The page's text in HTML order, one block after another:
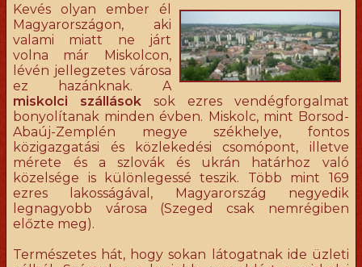
Kevés olyan ember él
Magyarországon, aki
valami miatt ne járt
volna már Miskolcon,
lévén jellegzetes városa
ez hazánknak. A
miskolci szállások sok ezres vendégforgalmat
bonyolítanak minden évben. Miskolc, mint Borsod-
Abaúj-Zemplén megye székhelye, fontos
közigazgatási és közlekedési csomópont, illetve
mérete és a szlovák és ukrán határhoz való
közelsége is különlegessé teszik. Több mint 169
ezres lakosságával, Magyarország negyedik
legnagyobb városa (Szeged csak nemrégiben
előzte meg).
Természetes hát, hogy sokan látogatnak ide üzleti